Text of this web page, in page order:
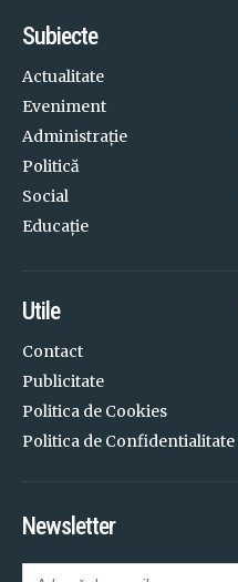
Subiecte
Actualitate
Eveniment
Administrație
Politică
Social
Educație
Utile
Contact
Publicitate
Politica de Cookies
Politica de Confidentialitate
Newsletter